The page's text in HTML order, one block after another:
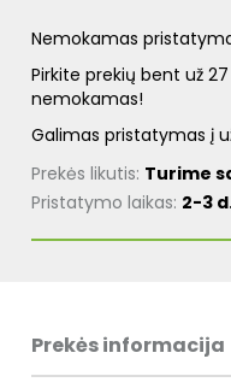
Nemokamas
Pirkite prekių bent už
nemokamas!
Galimas pristatymas į
Prekės likutis: Turime
Pristatymo laikas: 2-3
Prekės informacija